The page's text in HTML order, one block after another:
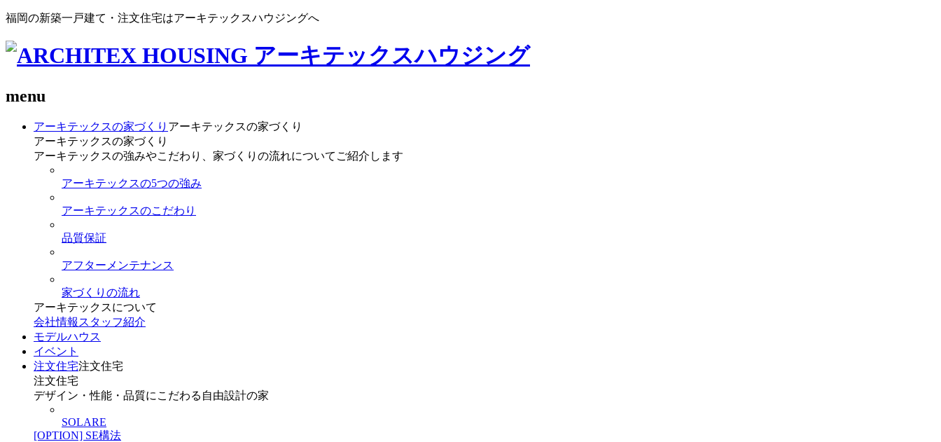
福岡の新築一戸建て・注文住宅はアーキテックスハウジングへ
menu
アーキテックスの家づくり アーキテックスの家づくり
アーキテックスの家づくり
アーキテックスの強みやこだわり、家づくりの流れについてご紹介します
アーキテックスの5つの強み
アーキテックスのこだわり
品質保証
アフターメンテナンス
家づくりの流れ
アーキテックスについて
会社情報 スタッフ紹介
モデルハウス
イベント
注文住宅注文住宅
注文住宅
デザイン・性能・品質にこだわる自由設計の家
SOLARE
[OPTION] SE構法